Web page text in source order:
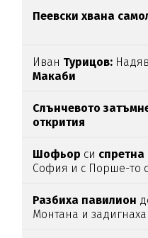
Пеевски хвана
Иван Турицов:
Макаби
Слънчевото
открития
Шофьор си спретна
София и с Порше-то
Разбиха павилион
Монтана и